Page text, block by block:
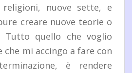
religioni, nuove sette, e
creare nuove teorie o
Tutto quello che voglio
che mi accingo a fare con
è rendere